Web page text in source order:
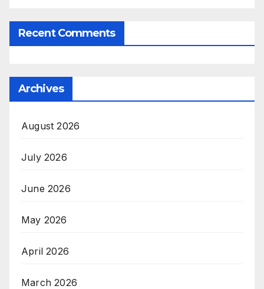
Recent Comments
Archives
August 2026
July 2026
June 2026
May 2026
April 2026
March 2026